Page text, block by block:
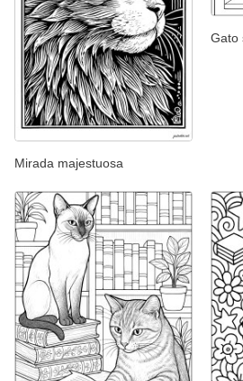
Mirada majestuosa
Gato